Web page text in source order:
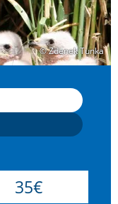
© Zdenek Tunka
© Zdenek Tunka
35€